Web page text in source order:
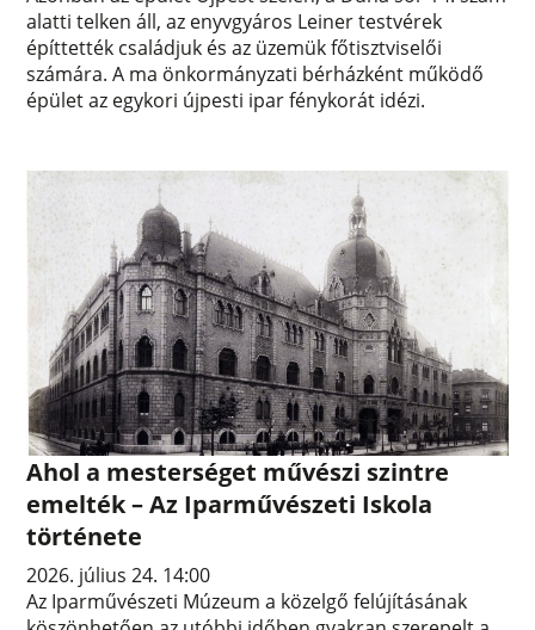
alatti telken áll, az enyvgyáros Leiner testvérek
építtették családjuk és az üzemük főtisztviselői
számára. A ma önkormányzati bérházként működő
épület az egykori újpesti ipar fénykorát idézi.
Ahol a mesterséget művészi szintre
emelték – Az Iparművészeti Iskola
története
2026. július 24. 14:00
Az Iparművészeti Múzeum a közelgő felújításának